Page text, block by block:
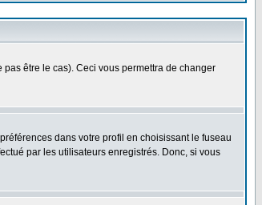
être le cas). Ceci vous permettra de changer
dans votre profil en choisissant le fuseau
par les utilisateurs enregistrés. Donc, si vous